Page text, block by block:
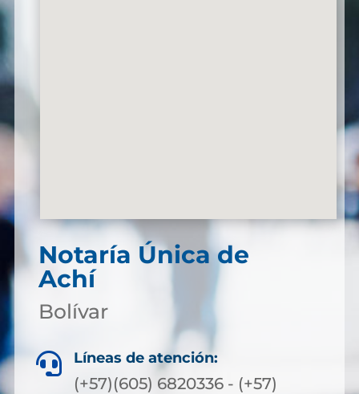
Notaría Única de
Achí
Bolívar
 Líneas de atención:
(+57)(605) 6820336 - (+57)